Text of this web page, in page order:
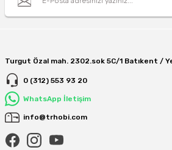
Turgut Özal mah. 2302.sok 5C/1 Batıkent /
0 (312) 553 93 20
WhatsApp İletişim
info@trhobi.com